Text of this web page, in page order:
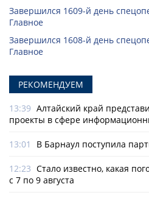
Завершился 1609-й день
Главное
Завершился 1608-й день
Главное
РЕКОМЕНДУЕМ
13:39 Алтайский край
проекты в сфере
13:01 В Барнаул поступила
12:23 Стало известно, какая
с 7 по 9 августа